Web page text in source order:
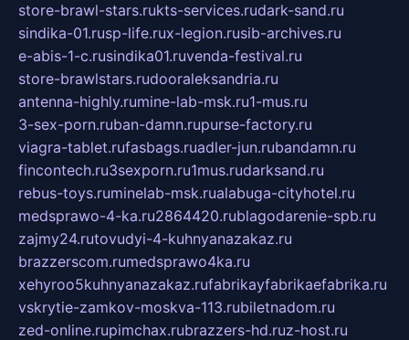
store-brawl-stars.rukts-services.rudark-sand.ru
sindika-01.rusp-life.rux-legion.rusib-archives.ru
e-abis-1-c.rusindika01.ruvenda-festival.ru
store-brawlstars.rudooraleksandria.ru
antenna-highly.rumine-lab-msk.ru1-mus.ru
3-sex-porn.ruban-damn.rupurse-factory.ru
viagra-tablet.rufasbags.ruadler-jun.rubandamn.ru
fincontech.ru3sexporn.ru1mus.rudarksand.ru
rebus-toys.ruminelab-msk.rualabuga-cityhotel.ru
medsprawo-4-ka.ru2864420.rublagodarenie-spb.ru
zajmy24.rutovudyi-4-kuhnyanazakaz.ru
brazzerscom.rumedsprawo4ka.ru
xehyroo5kuhnyanazakaz.rufabrikayfabrikaefabrika.ru
vskrytie-zamkov-moskva-113.rubiletnadom.ru
zed-online.rupimchax.rubrazzers-hd.ruz-host.ru